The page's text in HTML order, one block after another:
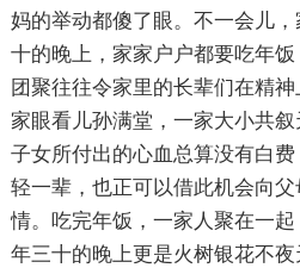
妈的举动都傻了眼。不一会儿
十的晚上，家家户户都要吃年
团聚往往令家里的长辈们在精
家眼看儿孙满堂，一家大小共
子女所付出的心血总算没有白
轻一辈，也正可以借此机会向
情。吃完年饭，一家人聚在一
年三十的晚上更是火树银花不